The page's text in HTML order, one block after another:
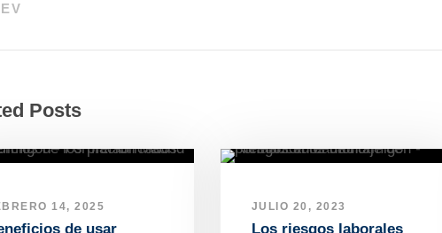
Posts
14, 2025
de usar
JULIO 20, 2023
Los riesgos laborales